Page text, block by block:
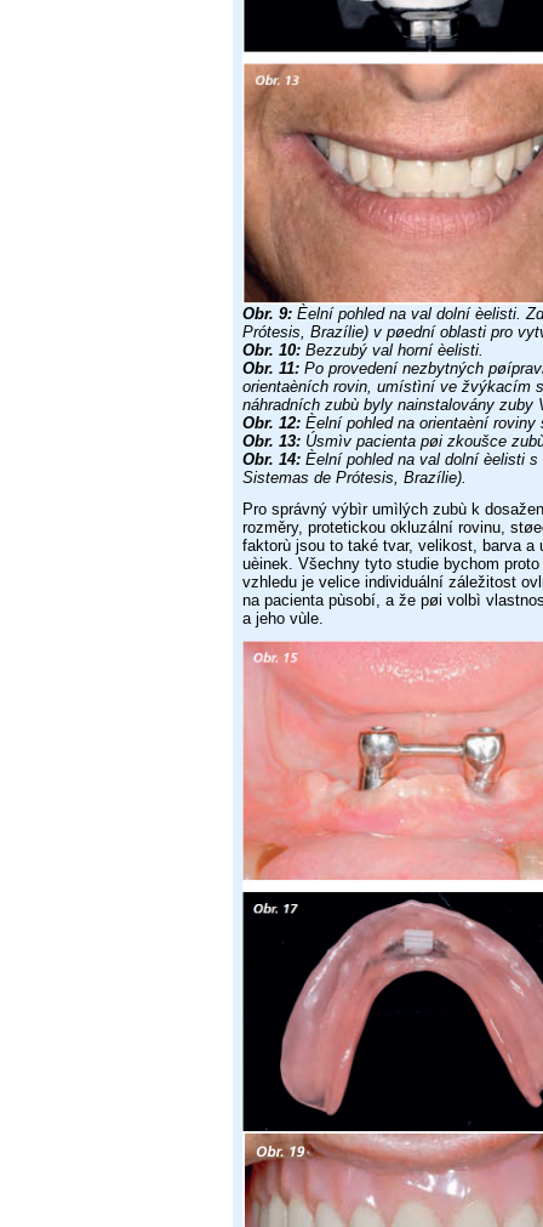
Obr. 9: Èelní pohled na val dolní èelisti.
Prótesis, Brazílie) v pøední oblasti pro
Obr. 10: Bezzubý val horní èelisti.
Obr. 11: Po provedení nezbytných
orientaèních rovin, umístìní ve žvýkacím
náhradních zubù byly nainstalovány zuby
Obr. 12: Èelní pohled na orientaèní
Obr. 13: Úsmìv pacienta pøi zkoušce
Obr. 14: Èelní pohled na val dolní èelisti
Sistemas de Prótesis, Brazílie).
Pro správný výbìr umìlých zubù k
rozměry, protetickou okluzální rovinu,
faktorù jsou to také tvar, velikost, barva a
uèinek. Všechny tyto studie bychom
vzhledu je velice individuální záležitost
na pacienta pùsobí, a že pøi volbì
a jeho vùle.